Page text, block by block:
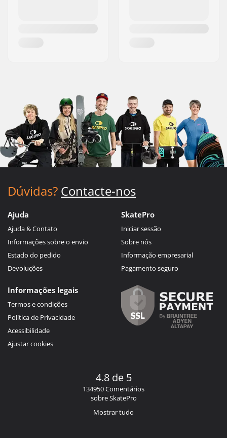
Dúvidas? Contacte-nos
Ajuda
Ajuda & Contato
Informações sobre o envio
Estado do pedido
Devoluções
SkatePro
Iniciar sessão
Sobre nós
Informação empresarial
Pagamento seguro
Informações legais
Termos e condições
Política de Privacidade
Acessibilidade
Ajustar cookies
4.8 de 5
134950 Comentários
sobre SkatePro
Mostrar tudo